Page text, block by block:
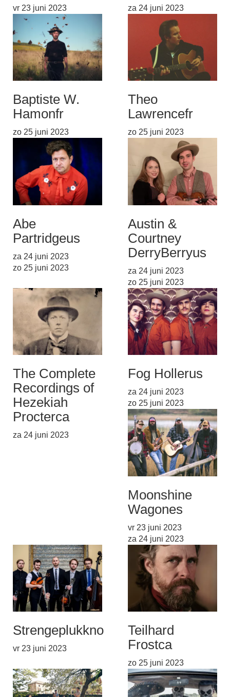
vr 23 juni 2023 za 24 juni 2023
Baptiste W.
Hamonfr
zo 25 juni 2023
Theo
Lawrencefr
zo 25 juni 2023
Abe
Partridgeus
za 24 juni 2023
zo 25 juni 2023
Austin &
Courtney
DerryBerryus
za 24 juni 2023
zo 25 juni 2023
The Complete
Recordings of
Hezekiah
Procterca
za 24 juni 2023
Fog Hollerus
za 24 juni 2023
zo 25 juni 2023
Moonshine
Wagones
vr 23 juni 2023
za 24 juni 2023
Strengeplukkno
vr 23 juni 2023
Teilhard
Frostca
zo 25 juni 2023